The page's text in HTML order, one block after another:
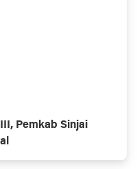
Pemkab Sinjai